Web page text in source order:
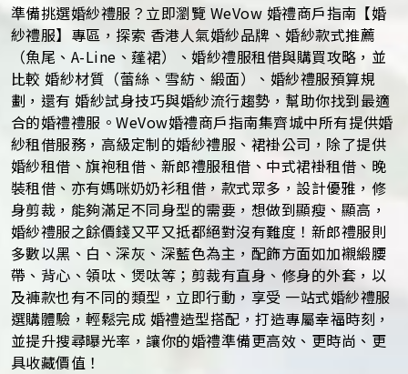
準備挑選婚紗禮服？立即瀏覽 WeVow 婚禮商戶指南【婚
紗禮服】專區，探索 香港人氣婚紗品牌、婚紗款式推薦
（魚尾、A-Line、蓬裙）、婚紗禮服租借與購買攻略，並
比較 婚紗材質（蕾絲、雪紡、緞面）、婚紗禮服預算規
劃，還有 婚紗試身技巧與婚紗流行趨勢，幫助你找到最適
合的婚禮禮服。WeVow婚禮商戶指南集齊城中所有提供婚
紗租借服務，高級定制的婚紗禮服、裙褂公司，除了提供
婚紗租借、旗袍租借、新郎禮服租借、中式裙褂租借、晚
裝租借、亦有媽咪奶奶衫租借，款式眾多，設計優雅，修
身剪裁，能夠滿足不同身型的需要，想做到顯瘦、顯高，
婚紗禮服之餘價錢又平又抵都絕對沒有難度！新郎禮服則
多數以黑、白、深灰、深藍色為主，配飾方面如加襯緞腰
帶、背心、領呔、煲呔等；剪裁有直身、修身的外套，以
及褲款也有不同的類型，立即行動，享受 一站式婚紗禮服
選購體驗，輕鬆完成 婚禮造型搭配，打造專屬幸福時刻，
並提升搜尋曝光率，讓你的婚禮準備更高效、更時尚、更
具收藏價值！